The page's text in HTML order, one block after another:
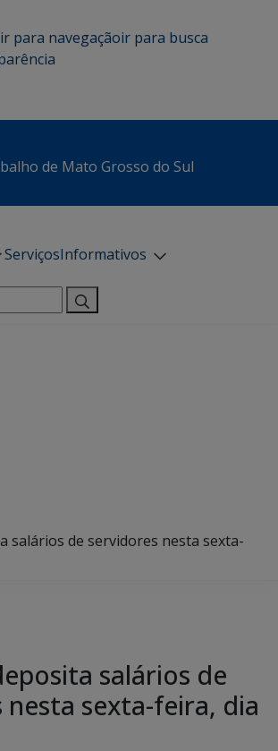
ir para navegaçãoir para busca
de Mato Grosso do Sul
ServiçosInformativos
salários de servidores nesta sexta-
salários de
sexta-feira, dia